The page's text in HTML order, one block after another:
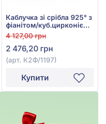
Каблучка зі срібла 925° з
фіанітом/куб.цирконієм,
арт. К2Ф/1197
4 127,00 грн
2 476,20 грн
(арт. К2Ф/1197)
Купити